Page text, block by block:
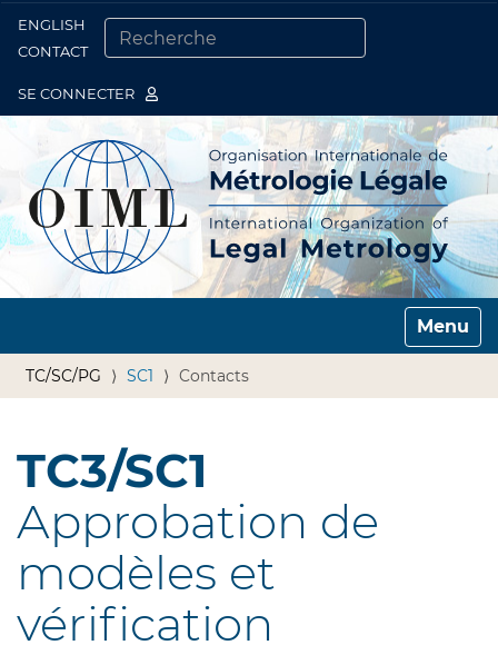
ENGLISH
CONTACT
SE CONNECTER
Toggle
TC/SC/PG SC1 Contacts
TC3/SC1
Approbation de
modèles et
vérification